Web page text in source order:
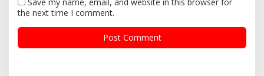
Save my name, email, and website in this browser for
the next time I comment.